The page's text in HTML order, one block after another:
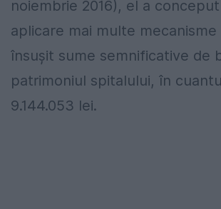
noiembrie 2016), el a
aplicare mai multe
însuşit sume semnificative de
patrimoniul spitalului, în
9.144.053 lei.